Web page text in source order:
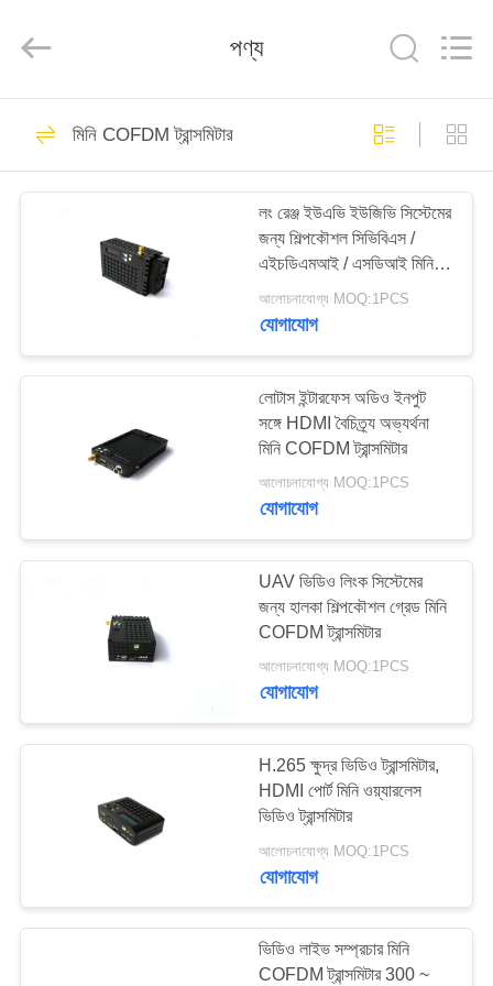
পণ্য
কারখানা
নিয়ন্ত্রণ
একটি
সাইট
Technology
Co.,Ltd.
Reserved.
COFDM ভিডিও
COFDM বেতার ভিডিও
ট্রান্সমিটার
26
COFDM এইচডি
ওয়্যারলেস ট্রান্সমিটার
আইপি মেশ রেডিও
পণ্য
মিনি COFDM ট্রান্সমিটার
লং রেঞ্জ ইউএভি ইউজিভি সিস্টেমের
জন্য শিল্পকৌশল সিভিবিএস /
এইচডিএমআই / এসডিআই মিনি
COFDM ট্রান্সমিটার
আলোচনাযোগ্য MOQ:1PCS
যোগাযোগ
লোটাস ইন্টারফেস অডিও ইনপুট
সঙ্গে HDMI বৈচিত্র্য অভ্যর্থনা
মিনি COFDM ট্রান্সমিটার
আলোচনাযোগ্য MOQ:1PCS
যোগাযোগ
UAV ভিডিও লিংক সিস্টেমের
জন্য হালকা শিল্পকৌশল গ্রেড মিনি
COFDM ট্রান্সমিটার
আলোচনাযোগ্য MOQ:1PCS
যোগাযোগ
H.265 ক্ষুদ্র ভিডিও ট্রান্সমিটার,
HDMI পোর্ট মিনি ওয়্যারলেস
ভিডিও ট্রান্সমিটার
আলোচনাযোগ্য MOQ:1PCS
যোগাযোগ
ভিডিও লাইভ সম্প্রচার মিনি
COFDM ট্রান্সমিটার 300 ~